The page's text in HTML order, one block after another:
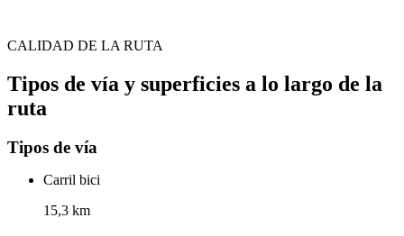
CALIDAD DE LA RUTA
Tipos de vía y superficies a lo largo de la
ruta
Tipos de vía
Carril bici
15,3 km